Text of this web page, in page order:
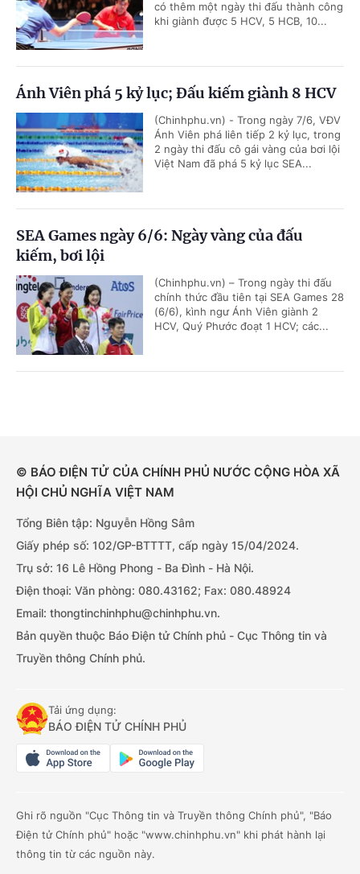
có thêm một ngày thi đấu thành công
khi giành được 5 HCV, 5 HCB, 10...
Ánh Viên phá 5 kỷ lục; Đấu kiếm giành 8 HCV
(Chinhphu.vn) - Trong ngày 7/6, VĐV
Ánh Viên phá liên tiếp 2 kỷ lục, trong
2 ngày thi đấu cô gái vàng của bơi lội
Việt Nam đã phá 5 kỷ lục SEA...
SEA Games ngày 6/6: Ngày vàng của đấu
kiếm, bơi lội
(Chinhphu.vn) – Trong ngày thi đấu
chính thức đầu tiên tại SEA Games 28
(6/6), kình ngư Ánh Viên giành 2
HCV, Quý Phước đoạt 1 HCV; các...
© BÁO ĐIỆN TỬ CỦA CHÍNH PHỦ NƯỚC CỘNG HÒA XÃ
HỘI CHỦ NGHĨA VIỆT NAM
Tổng Biên tập: Nguyễn Hồng Sâm
Giấy phép số: 102/GP-BTTTT, cấp ngày 15/04/2024.
Trụ sở: 16 Lê Hồng Phong - Ba Đình - Hà Nội.
Điện thoại: Văn phòng: 080.43162; Fax: 080.48924
Email: thongtinchinhphu@chinhphu.vn.
Bản quyền thuộc Báo Điện tử Chính phủ - Cục Thông tin và
Truyền thông Chính phủ.
Tải ứng dụng:
BÁO ĐIỆN TỬ CHÍNH PHỦ
Ghi rõ nguồn "Cục Thông tin và Truyền thông Chính phủ", "Báo
Điện tử Chính phủ" hoặc "www.chinhphu.vn" khi phát hành lại
thông tin từ các nguồn này.